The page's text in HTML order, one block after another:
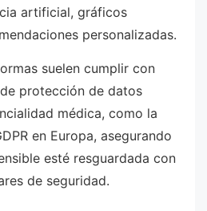
artificial, gráficos
personalizadas.
suelen cumplir con
protección de datos
médica, como la
en Europa, asegurando
esté resguardada con
de seguridad.